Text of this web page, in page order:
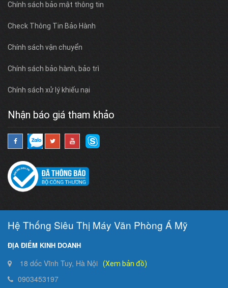
Chính sách bảo mật thông tin
Check Thông Tin Bảo Hành
Chính sách vận chuyển
Chính sách bảo hành, bảo trì
Chính sách xử lý khiếu nại
Nhận báo giá tham khảo
Hệ Thống Siêu Thị Máy Văn Phòng Á Mỹ
ĐỊA ĐIỂM KINH DOANH
18 dốc Vĩnh Tuy, Hà Nội (Xem bản đồ)
0903453197